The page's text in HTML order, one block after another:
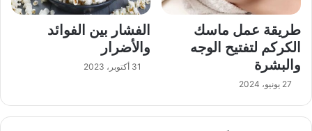
طريقة عمل ماسك
الكركم لتفتيح الوجه
والبشرة
27 يونيو، 2024
الفشار بين الفوائد
والأضرار
31 أكتوبر، 2023